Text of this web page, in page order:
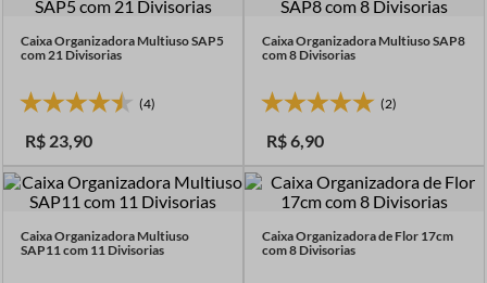
Caixa Organizadora Multiuso SAP5
com 21 Divisorias
(4)
R$ 23,90
Caixa Organizadora Multiuso SAP8
com 8 Divisorias
(2)
R$6,90
Caixa Organizadora Multiuso
SAP11 com 11 Divisorias
Caixa Organizadora de Flor 17cm
com 8 Divisorias
9º
passamanaria
10º amigurumi